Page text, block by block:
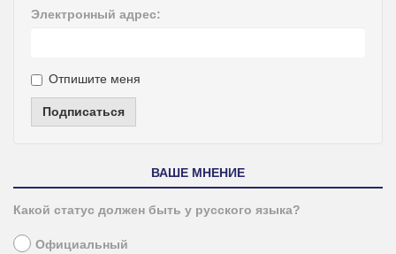
Электронный адрес:
Отпишите меня
Подписаться
ВАШЕ МНЕНИЕ
Какой статус должен быть у русского языка?
Официальный